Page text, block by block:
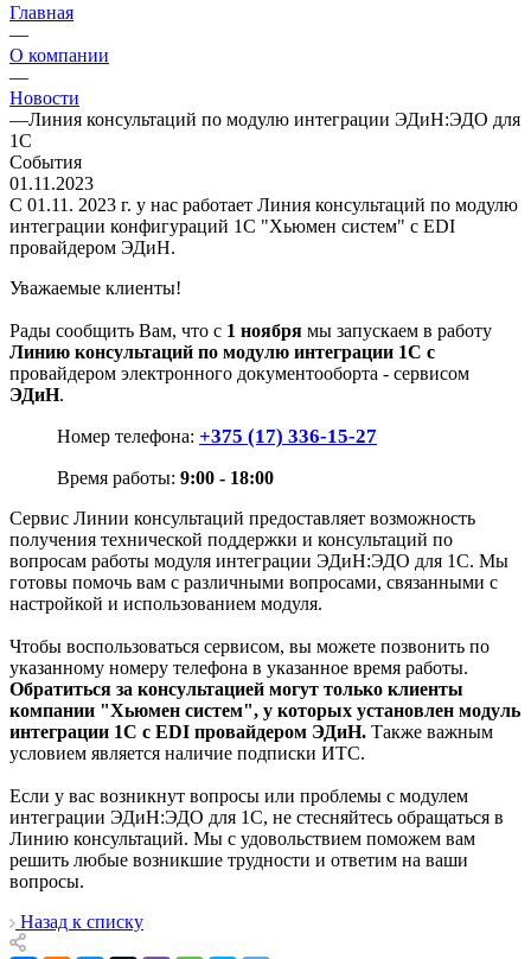
Главная
—
О компании
—
Новости
—Линия консультаций по модулю интеграции ЭДиН:ЭДО для
1С
События
01.11.2023
С 01.11. 2023 г. у нас работает Линия консультаций по модулю
интеграции конфигураций 1С "Хьюмен систем" с EDI
провайдером ЭДиН.
Уважаемые клиенты!
Рады сообщить Вам, что с 1 ноября мы запускаем в работу
Линию консультаций по модулю интеграции 1С с
провайдером электронного документооборта - сервисом
ЭДиН.
Номер телефона: +375 (17) 336-15-27
Время работы: 9:00 - 18:00
Сервис Линии консультаций предоставляет возможность
получения технической поддержки и консультаций по
вопросам работы модуля интеграции ЭДиН:ЭДО для 1С. Мы
готовы помочь вам с различными вопросами, связанными с
настройкой и использованием модуля.
Чтобы воспользоваться сервисом, вы можете позвонить по
указанному номеру телефона в указанное время работы.
Обратиться за консультацией могут только клиенты
компании "Хьюмен систем", у которых установлен модуль
интеграции 1С с EDI провайдером ЭДиН. Также важным
условием является наличие подписки ИТС.
Если у вас возникнут вопросы или проблемы с модулем
интеграции ЭДиН:ЭДО для 1С, не стесняйтесь обращаться в
Линию консультаций. Мы с удовольствием поможем вам
решить любые возникшие трудности и ответим на ваши
вопросы.
Назад к списку